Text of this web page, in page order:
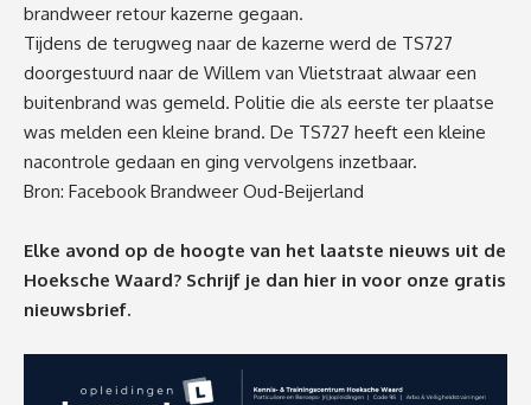
brandweer retour kazerne gegaan.
Tijdens de terugweg naar de kazerne werd de TS727
doorgestuurd naar de Willem van Vlietstraat alwaar een
buitenbrand was gemeld. Politie die als eerste ter plaatse
was melden een kleine brand. De TS727 heeft een kleine
nacontrole gedaan en ging vervolgens inzetbaar.
Bron: Facebook Brandweer Oud-Beijerland
Elke avond op de hoogte van het laatste nieuws uit de
Hoeksche Waard? Schrijf je dan hier in voor onze gratis
nieuwsbrief.